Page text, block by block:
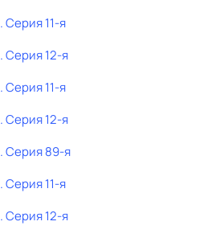
. Серия 11-я
. Серия 12-я
. Серия 11-я
. Серия 12-я
. Серия 89-я
. Серия 11-я
. Серия 12-я